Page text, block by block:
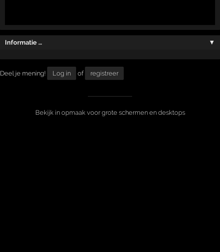
Informatie … ▼
Deel je mening! Log in of registreer
Bekijk in opmaak voor grote schermen en desktops